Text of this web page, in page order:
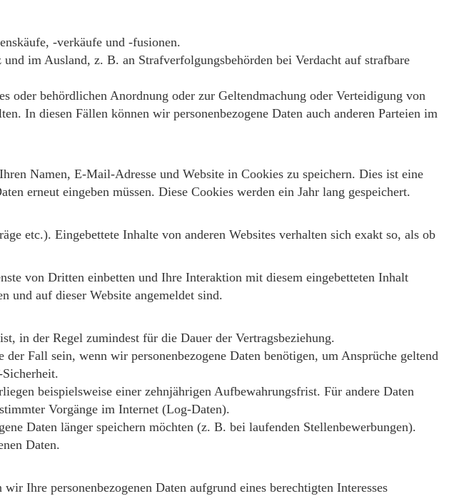
-verkäufe und -fusionen.
im Ausland, z. B. an Strafverfolgungsbehörden bei Verdacht auf strafbare
oder behördlichen Anordnung oder zur Geltendmachung oder Verteidigung von
In diesen Fällen können wir personenbezogene Daten auch anderen Parteien im
Namen, E-Mail-Adresse und Website in Cookies zu speichern. Dies ist eine
erneut eingeben müssen. Diese Cookies werden ein Jahr lang gespeichert.
etc.). Eingebettete Inhalte von anderen Websites verhalten sich exakt so, als ob
von Dritten einbetten und Ihre Interaktion mit diesem eingebetteten Inhalt
und auf dieser Website angemeldet sind.
in der Regel zumindest für die Dauer der Vertragsbeziehung.
Fall sein, wenn wir personenbezogene Daten benötigen, um Ansprüche geltend
beispielsweise einer zehnjährigen Aufbewahrungsfrist. Für andere Daten
Vorgänge im Internet (Log-Daten).
Daten länger speichern möchten (z. B. bei laufenden Stellenbewerbungen).
Daten.
Ihre personenbezogenen Daten aufgrund eines berechtigten Interesses